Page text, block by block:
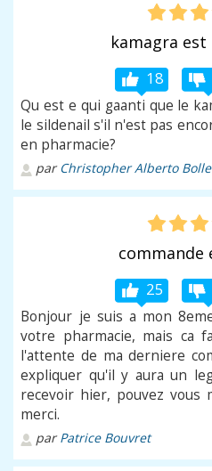
kamagra est
18
Qu est e qui gaanti que le
le sildenail s'il n'est pas
en pharmacie?
parChristopher Alberto Bolle
commande
25
Bonjour je suis a mon
votre pharmacie, mais ca
l'attente de ma derniere
expliquer qu'il y aura un
recevoir hier, pouvez vous
merci.
parPatrice Bouvret